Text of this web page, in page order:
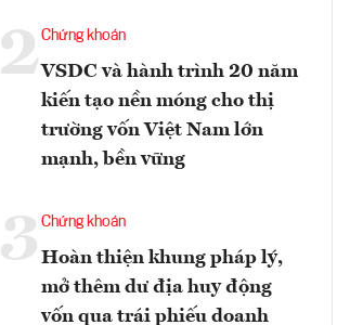
2Chứng khoán
VSDC và hành trình 20 năm
kiến tạo nền móng cho thị
trường vốn Việt Nam lớn
mạnh, bền vững
3 Chứng khoán
Hoàn thiện khung pháp lý,
mở thêm dư địa huy động
vốn qua trái phiếu doanh